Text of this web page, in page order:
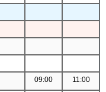
09:00 11:00